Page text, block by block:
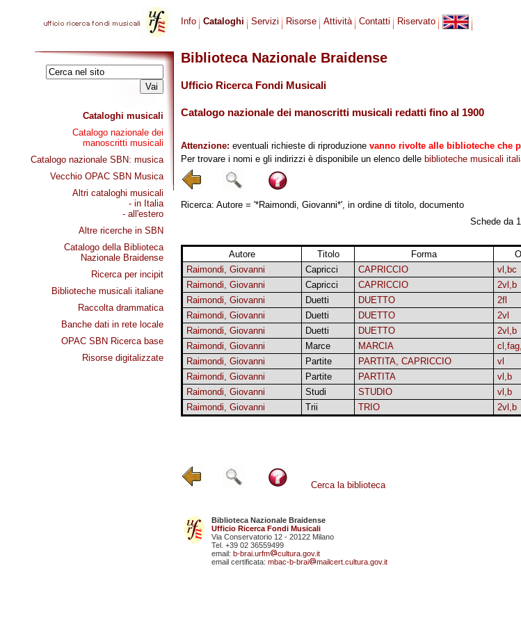
Cataloghi musicali
Catalogo nazionale dei
manoscritti musicali
Catalogo nazionale SBN: musica
Vecchio OPAC SBN Musica
Altri cataloghi musicali
- in Italia
- all'estero
Altre ricerche in SBN
Catalogo della Biblioteca
Nazionale Braidense
Ricerca per incipit
Biblioteche musicali italiane
Raccolta drammatica
Banche dati in rete locale
OPAC SBN Ricerca base
Risorse digitalizzate
Info Cataloghi Servizi Risorse Attività Contatti Riservato
Biblioteca Nazionale Braidense
Ufficio Ricerca Fondi Musicali
Catalogo nazionale dei manoscritti musicali redatti fino al 1900
Attenzione: eventuali richieste di riproduzione vanno rivolte alle biblioteche che
Per trovare i nomi e gli indirizzi è disponibile un elenco delle biblioteche musicali
Ricerca: Autore = '*Raimondi, Giovanni*', in ordine di titolo, documento
Schede da
Autore Titolo Forma
Raimondi, Giovanni
Capricci CAPRICCIO vl,bc
Raimondi, Giovanni
Capricci CAPRICCIO 2vl,b
Raimondi, Giovanni
Duetti DUETTO 2fl
Raimondi, Giovanni
Duetti DUETTO 2vl
Raimondi, Giovanni
Duetti DUETTO 2vl,b
Raimondi, Giovanni
Marce MARCIA
Raimondi, Giovanni
Partite PARTITA, CAPRICCIO vl
Raimondi, Giovanni
Partite PARTITA vl,b
Raimondi, Giovanni
Studi STUDIO vl,b
Raimondi, Giovanni
Trii TRIO 2vl,b
Cerca la biblioteca
Biblioteca Nazionale Braidense
Ufficio Ricerca Fondi Musicali
Via Conservatorio 12 - 20122 Milano
Tel. +39 02 36559499
email: b-brai.urfm
cultura.gov.it
email certificata: mbac-b-brai mailcert.cultura.gov.it